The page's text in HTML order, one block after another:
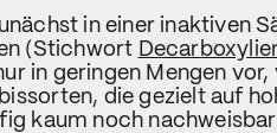
in einer inaktiven
(Stichwort
in geringen Mengen
die gezielt auf
kaum noch